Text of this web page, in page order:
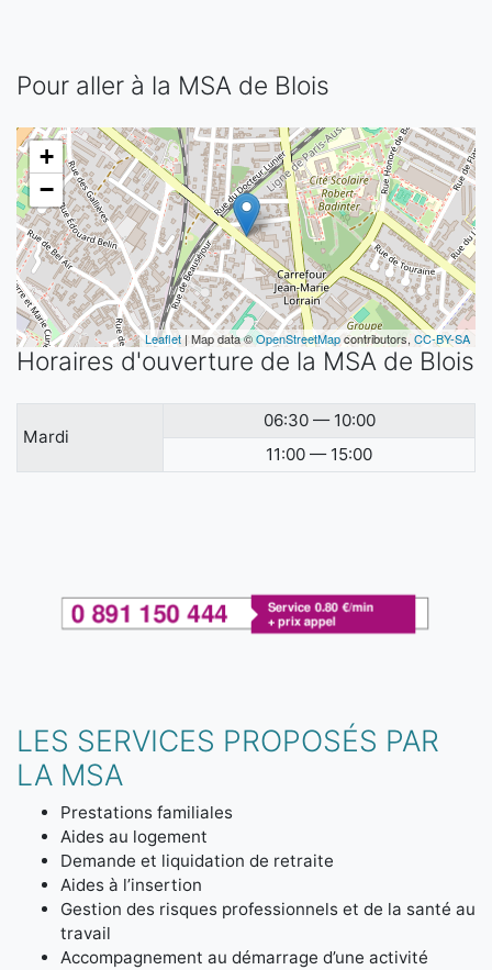
Pour aller à la MSA de Blois
+
−
Leaflet | Map data ©OpenStreetMapcontributors,CC-BY-SA
Horaires d'ouverture de la MSA de Blois
Mardi
06:30 — 10:00
11:00 — 15:00
LES SERVICES PROPOSÉS PAR
LA MSA
Prestations familiales
Aides au logement
Demande et liquidation de retraite
Aides à l’insertion
Gestion des risques professionnels et de la santé au
travail
Accompagnement au démarrage d’une activité